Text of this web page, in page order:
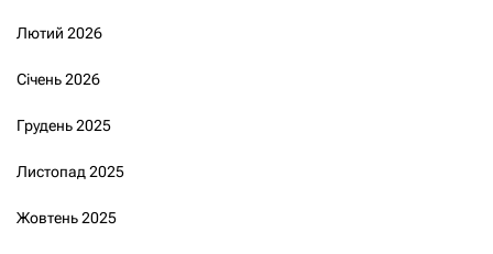
Лютий 2026
Січень 2026
Грудень 2025
Листопад 2025
Жовтень 2025